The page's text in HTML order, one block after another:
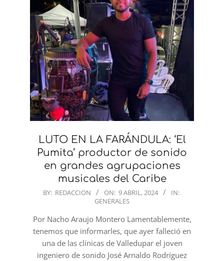
LUTO EN LA FARÁNDULA: ‘El
Pumita’ productor de sonido
en grandes agrupaciones
musicales del Caribe
2024-
09
BY: REDACCION ON: 9 ABRIL, 2024
IN:
GENERALES
Por Nacho Araujo Montero Lamentablemente,
tenemos que informarles, que ayer falleció en
una de las clínicas de Valledupar el joven
ingeniero de sonido José Arnaldo Rodríguez